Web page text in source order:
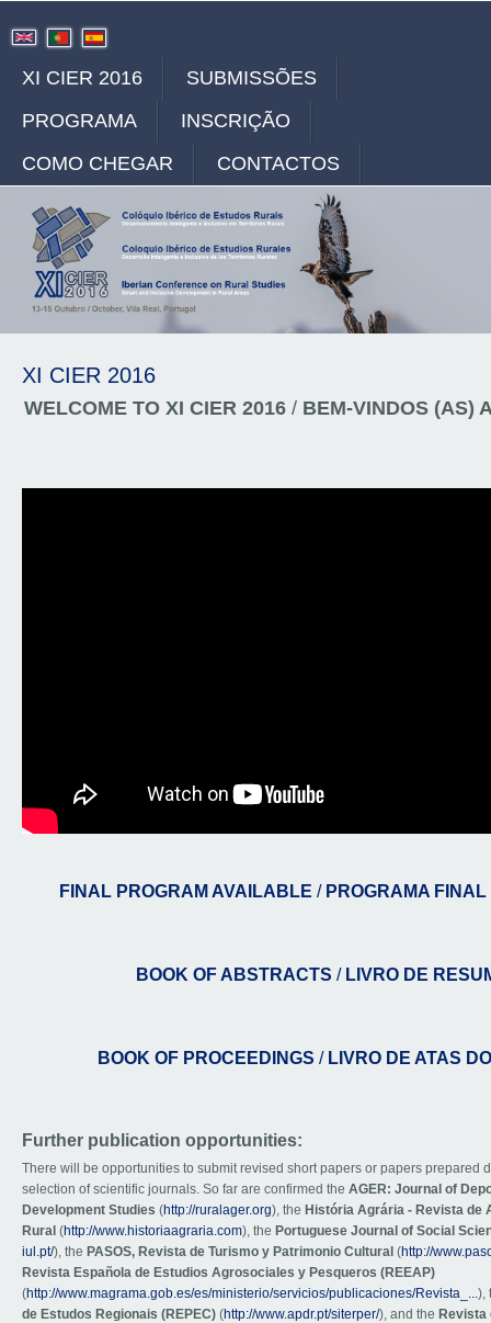
XI CIER 2016
SUBMISSÕES
PROGRAMA
INSCRIÇÃO
COMO CHEGAR
CONTACTOS
XI CIER 2016
WELCOME TO XI CIER 2016/ BEM-VINDOS (AS)
FINAL PROGRAM AVAILABLE / PROGRAMA
BOOK OF ABSTRACTS / LIVRO DE
BOOK OF PROCEEDINGS / LIVRO DE ATAS
Further publication opportunities:
There will be opportunities to submit revised short papers or papers prepared
selection of scientific journals. So far are confirmed the AGER: Journal of
Development Studies (http://ruralager.org), the História Agrária - Revista de
Rural (http://www.historiaagraria.com), the Portuguese Journal of Social
iul.pt/), the PASOS, Revista de Turismo y Patrimonio Cultural (http://
Revista Española de Estudios Agrosociales y Pesqueros (REEAP)
(http://www.magrama.gob.es/es/ministerio/servicios/publicaciones/Revista_... ),
de Estudos Regionais (REPEC) (http://www.apdr.pt/siterper/), and the Revista